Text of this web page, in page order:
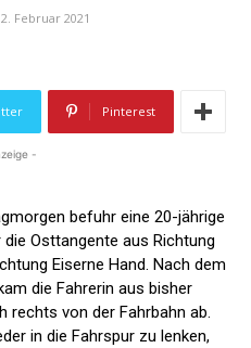
2. Februar 2021
Pinterest
-
befuhr eine 20-jährige
Osttangente aus Richtung
Eiserne Hand. Nach dem
die Fahrerin aus bisher
rechts von der Fahrbahn ab.
in die Fahrspur zu lenken,